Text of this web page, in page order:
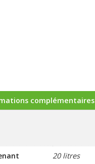
complémentaires
20 litres